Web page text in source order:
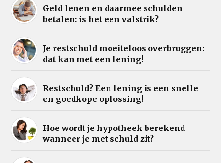
Geld lenen en daarmee schulden
betalen: is het een valstrik?
Je restschuld moeiteloos overbruggen:
dat kan met een lening!
Restschuld? Een lening is een snelle
en goedkope oplossing!
Hoe wordt je hypotheek berekend
wanneer je met schuld zit?